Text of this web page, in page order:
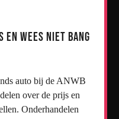
wees niet bang
auto bij de ANWB
over de prijs en
Onderhandelen